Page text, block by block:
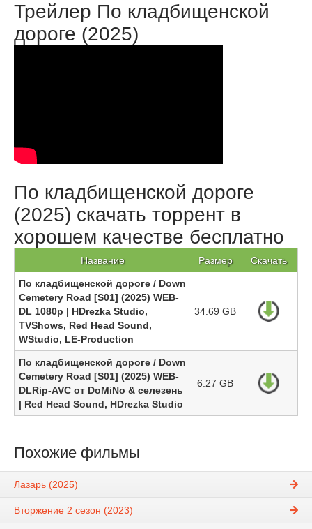
Трейлер По кладбищенской
дороге (2025)
По кладбищенской дороге
(2025) скачать торрент в
хорошем качестве бесплатно
Название Размер Скачать
По кладбищенской дороге / Down
Cemetery Road [S01] (2025) WEB-
DL 1080p | HDrezka Studio,
TVShows, Red Head Sound,
WStudio, LE-Production
34.69 GB
По кладбищенской дороге / Down
Cemetery Road [S01] (2025) WEB-
DLRip-AVC от DoMiNo & селезень
| Red Head Sound, HDrezka Studio
6.27 GB
Похожие фильмы
Лазарь (2025)
Вторжение 2 сезон (2023)